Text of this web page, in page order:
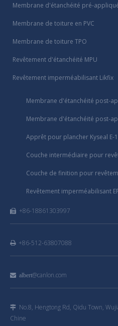
Membrane d'étanchéité pré-
Membrane de toiture en PVC
Membrane de toiture TPO
Revêtement d'étanchéité MPU
Revêtement imperméabilisant Likfix
Membrane d'étanchéité post-
Membrane d'étanchéité post-
Apprêt pour plancher Kyseal E-
Couche intermédiaire pour
Couche de finition pour
Revêtement imperméabilisant
 +86-18861303997
+86-512-63807088
 albert@canlon.com
 No.8, Hengtong Rd, Qidu Town,
Chine